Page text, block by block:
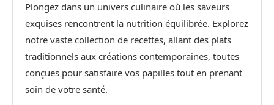
Plongez dans un univers culinaire où les saveurs
exquises rencontrent la nutrition équilibrée. Explorez
notre vaste collection de recettes, allant des plats
traditionnels aux créations contemporaines, toutes
conçues pour satisfaire vos papilles tout en prenant
soin de votre santé.